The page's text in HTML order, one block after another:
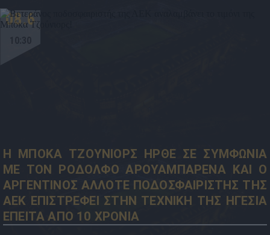
08.6
Η ΜΠΟΚΑ ΤΖΟΥΝΙΟΡΣ ΗΡΘΕ ΣΕ ΣΥΜΦΩΝΙΑ
ΜΕ ΤΟΝ ΡΟΔΟΛΦΟ ΑΡΟΥΑΜΠΑΡΕΝΑ ΚΑΙ Ο
ΑΡΓΕΝΤΙΝΟΣ ΑΛΛΟΤΕ ΠΟΔΟΣΦΑΙΡΙΣΤΗΣ ΤΗΣ
ΑΕΚ ΕΠΙΣΤΡΕΦΕΙ ΣΤΗΝ ΤΕΧΝΙΚΗ ΤΗΣ ΗΓΕΣΙΑ
ΕΠΕΙΤΑ ΑΠΟ 10 ΧΡΟΝΙΑ